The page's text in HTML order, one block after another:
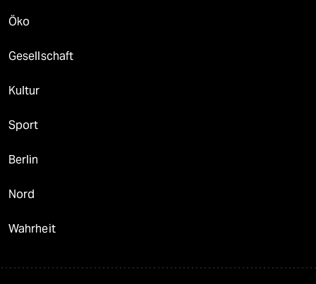
Öko
Gesellschaft
Kultur
Sport
Berlin
Nord
Wahrheit